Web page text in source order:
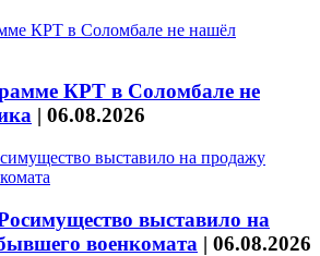
КРТ в Соломбале не
| 06.08.2026
выставило на
военкомата | 06.08.2026